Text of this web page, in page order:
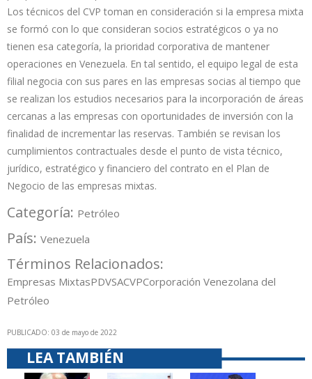
Los técnicos del CVP toman en consideración si la empresa mixta
se formó con lo que consideran socios estratégicos o ya no
tienen esa categoría, la prioridad corporativa de mantener
operaciones en Venezuela. En tal sentido, el equipo legal de esta
filial negocia con sus pares en las empresas socias al tiempo que
se realizan los estudios necesarios para la incorporación de áreas
cercanas a las empresas con oportunidades de inversión con la
finalidad de incrementar las reservas. También se revisan los
cumplimientos contractuales desde el punto de vista técnico,
jurídico, estratégico y financiero del contrato en el Plan de
Negocio de las empresas mixtas.
Categoría: Petróleo
País: Venezuela
Términos Relacionados:
Empresas MixtasPDVSACVPCorporación Venezolana del
Petróleo
PUBLICADO: 03 de mayo de 2022
LEA TAMBIÉN